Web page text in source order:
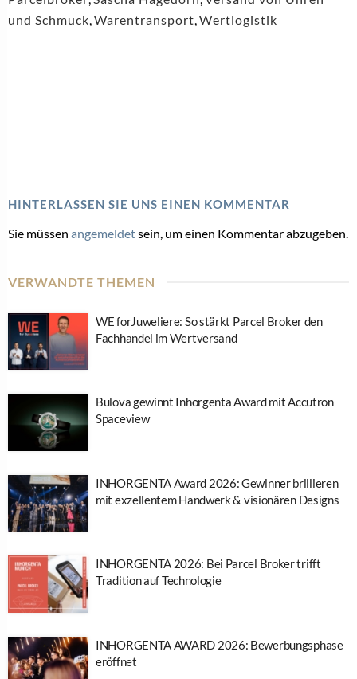
und Schmuck Warentransport Wertlogistik
HINTERLASSEN SIE UNS EINEN KOMMENTAR
Sie müssen angemeldetsein, um einen Kommentar abzugeben.
VERWANDTE THEMEN
WE forJuweliere: So stärkt Parcel Broker den
Fachhandel im Wertversand
Bulova gewinnt Inhorgenta Award mit Accutron
Spaceview
INHORGENTA Award 2026: Gewinner brillieren
mit exzellentem Handwerk & visionären Designs
INHORGENTA 2026: Bei Parcel Broker trifft
Tradition auf Technologie
INHORGENTA AWARD 2026: Bewerbungsphase
eröffnet